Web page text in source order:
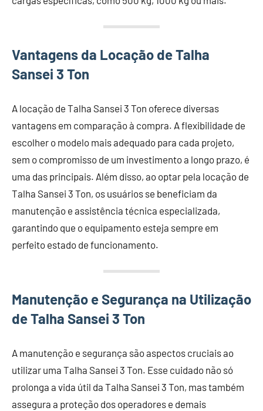
Vantagens da Locação de Talha
Sansei 3 Ton
A locação de Talha Sansei 3 Ton oferece diversas
vantagens em comparação à compra. A flexibilidade de
escolher o modelo mais adequado para cada projeto,
sem o compromisso de um investimento a longo prazo, é
uma das principais. Além disso, ao optar pela locação de
Talha Sansei 3 Ton, os usuários se beneficiam da
manutenção e assistência técnica especializada,
garantindo que o equipamento esteja sempre em
perfeito estado de funcionamento.
Manutenção e Segurança na Utilização
de Talha Sansei 3 Ton
A manutenção e segurança são aspectos cruciais ao
utilizar uma Talha Sansei 3 Ton. Esse cuidado não só
prolonga a vida útil da Talha Sansei 3 Ton, mas também
assegura a proteção dos operadores e demais